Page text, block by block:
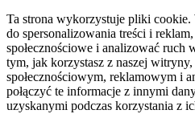
Ta strona wykorzystuje pliki
do spersonalizowania treści i
społecznościowe i analizować ruch
tym, jak korzystasz z naszej
społecznościowym, reklamowym i
połączyć te informacje z innymi
uzyskanymi podczas korzystania z